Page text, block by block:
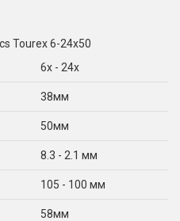
Tourex 6-24x50
6x - 24x
38мм
50мм
8.3 - 2.1 мм
105 - 100 мм
58мм